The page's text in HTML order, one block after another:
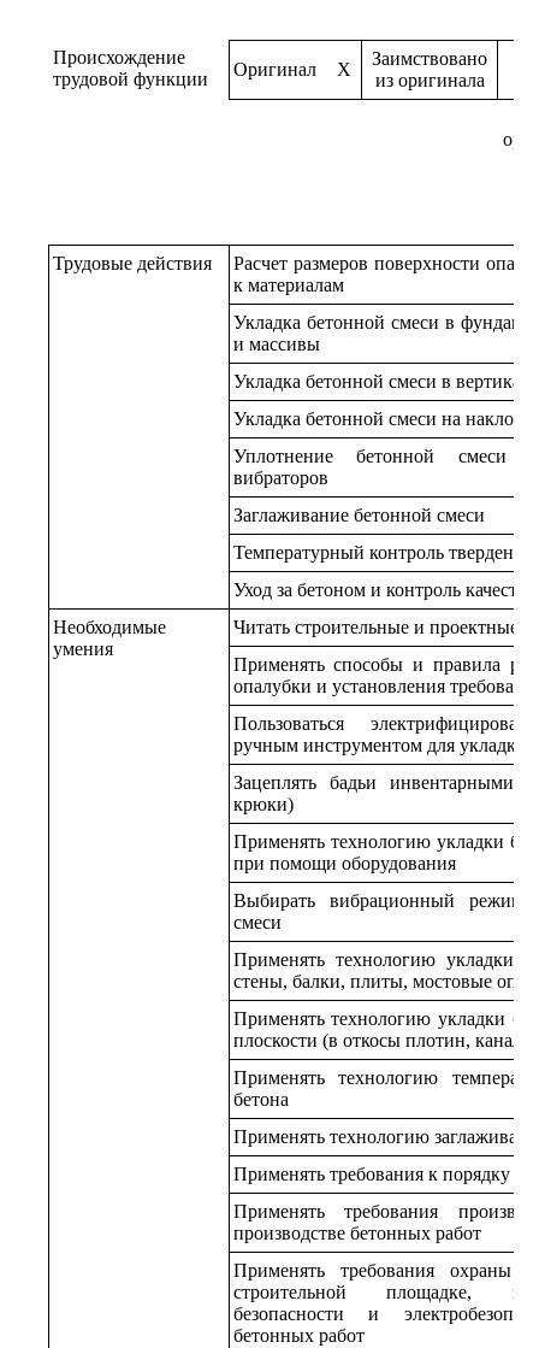
Происхождение
трудовой функции
Оригинал X
Заимствовано
из оригинала
Трудовые действия
Расчет размеров поверхности
к материалам
Укладка бетонной смеси в
и массивы
Укладка бетонной смеси в
Укладка бетонной смеси на
Уплотнение бетонной смеси
вибраторов
Заглаживание бетонной смеси
Температурный контроль твердения
Уход за бетоном и контроль
Необходимые
умения
Читать строительные и проектные
Применять способы и правила
опалубки и установления
Пользоваться
ручным инструментом для укладки
Зацеплять бадьи инвентарными
крюки)
Применять технологию укладки
при помощи оборудования
Выбирать вибрационный режим
смеси
Применять технологию укладки
стены, балки, плиты, мостовые
Применять технологию укладки
плоскости (в откосы плотин,
Применять технологию
бетона
Применять технологию
Применять требования к порядку и
Применять требования
производстве бетонных работ
Применять требования охраны
строительной площадке,
безопасности и
бетонных работ